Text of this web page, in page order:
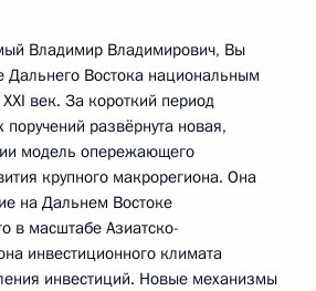
Владимир Владимирович, Вы
Дальнего Востока национальным
век. За короткий период
развёрнута новая,
модель опережающего
крупного макрорегиона. Она
на Дальнем Востоке
в масштабе Азиатско-
инвестиционного климата
инвестиций. Новые механизмы